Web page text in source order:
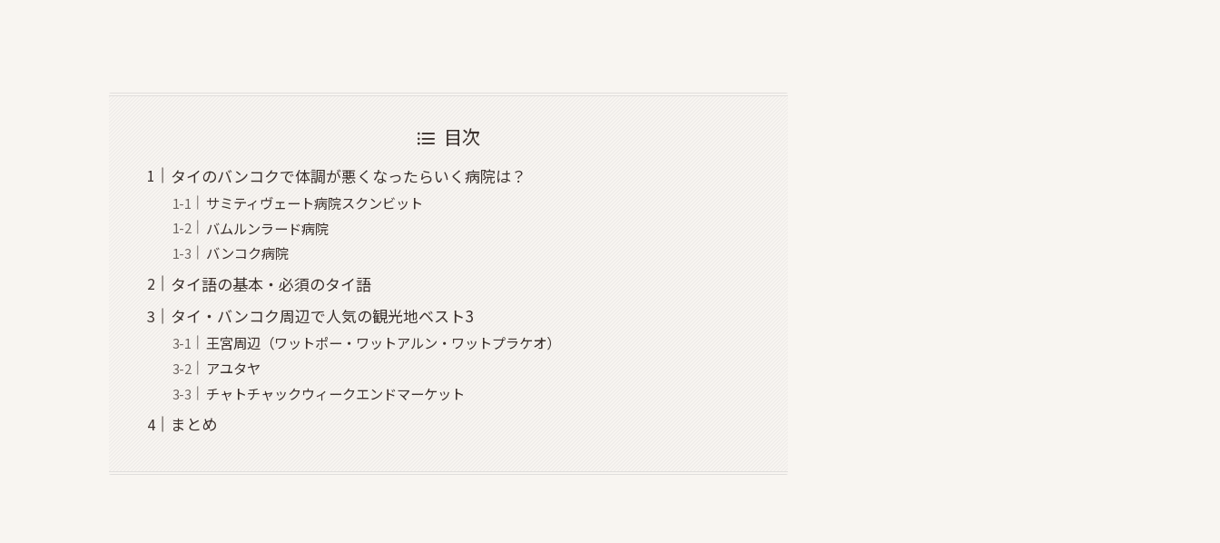
目次
タイのバンコクで体調が悪くなったらいく病院は？
サミティヴェート病院スクンビット
バムルンラード病院
バンコク病院
タイ語の基本・必須のタイ語
タイ・バンコク周辺で人気の観光地ベスト3
王宮周辺（ワットポー・ワットアルン・ワットプラケオ）
アユタヤ
チャトチャックウィークエンドマーケット
まとめ